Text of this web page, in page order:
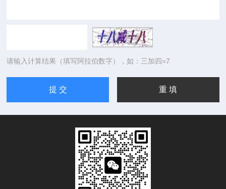
请输入计算结果（填写阿拉伯数字），如：三加四=7